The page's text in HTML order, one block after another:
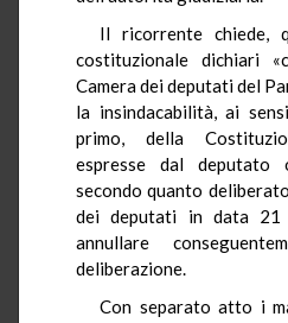
Il ricorrente chiede,
costituzionale dichiari
Camera dei deputati del
la insindacabilità, ai
primo, della
espresse dal deputato
secondo quanto
dei deputati in data
annullare
deliberazione.
Con separato atto i